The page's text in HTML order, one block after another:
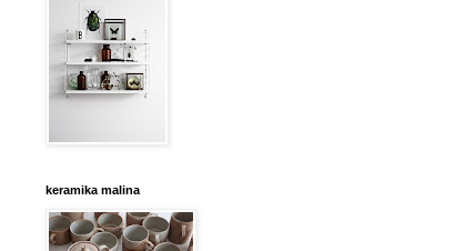
keramika malina